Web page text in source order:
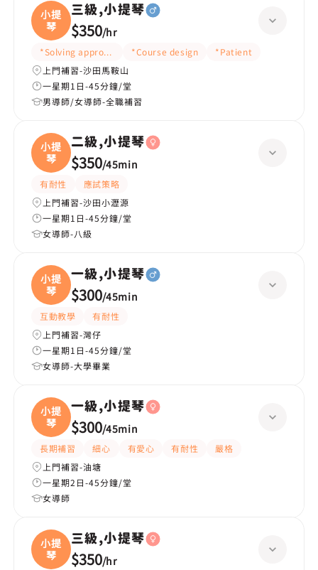
小提
琴
三級,小提琴
$350/hr
*Solving approach *Course design
*Patient
上門補習-沙田馬鞍山
一星期1日-45分鐘/堂
男導師/女導師-全職補習
小提
琴
二級,小提琴
$350/45min
有耐性
應試策略
上門補習-沙田小瀝源
一星期1日-45分鐘/堂
女導師-八級
小提
琴
一級,小提琴
$300/45min
互動教學
有耐性
上門補習-灣仔
一星期1日-45分鐘/堂
女導師-大學畢業
小提
琴
一級,小提琴
$300/45min
長期補習 細心 有愛心 有耐性
嚴格
上門補習-油塘
一星期2日-45分鐘/堂
女導師
小提
琴
三級,小提琴
$350/hr